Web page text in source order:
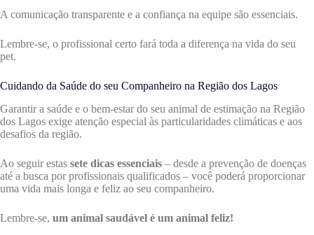
A comunicação transparente e a confiança na equipe são essenciais.
Lembre-se, o profissional certo fará toda a diferença na vida do seu
pet.
Cuidando da Saúde do seu Companheiro na Região dos Lagos
Garantir a saúde e o bem-estar do seu animal de estimação na Região
dos Lagos exige atenção especial às particularidades climáticas e aos
desafios da região.
Ao seguir estas sete dicas essenciais – desde a prevenção de doenças
até a busca por profissionais qualificados – você poderá proporcionar
uma vida mais longa e feliz ao seu companheiro.
Lembre-se, um animal saudável é um animal feliz!